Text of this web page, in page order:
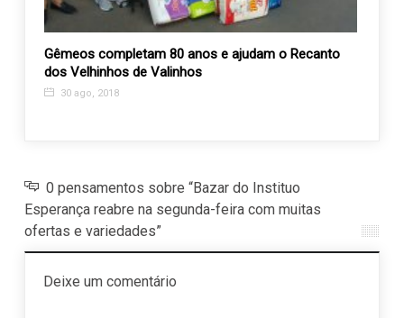
Gêmeos completam 80 anos e ajudam o Recanto
dos Velhinhos de Valinhos
30 ago, 2018
0 pensamentos sobre “Bazar do Instituo
Esperança reabre na segunda-feira com muitas
ofertas e variedades”
Deixe um comentário